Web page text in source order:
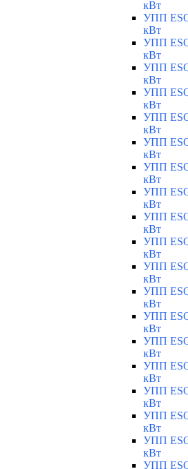
кВт
УПП
кВт
УПП
кВт
УПП
кВт
УПП
кВт
УПП
кВт
УПП
кВт
УПП
кВт
УПП
кВт
УПП
кВт
УПП
кВт
УПП
кВт
УПП
кВт
УПП
кВт
УПП
кВт
УПП
кВт
УПП
кВт
УПП
кВт
УПП
кВт
УПП